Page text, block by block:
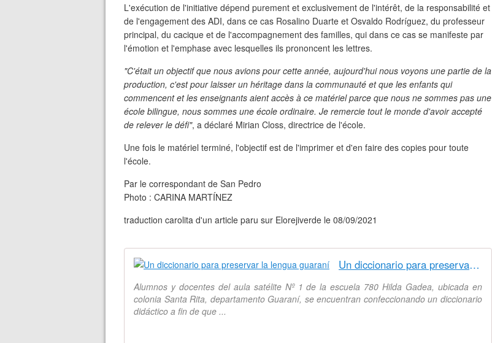
L'exécution de l'initiative dépend purement et exclusivement de l'intérêt, de la responsabilité et
de l'engagement des ADI, dans ce cas Rosalino Duarte et Osvaldo Rodríguez, du professeur
principal, du cacique et de l'accompagnement des familles, qui dans ce cas se manifeste par
l'émotion et l'emphase avec lesquelles ils prononcent les lettres.
"C'était un objectif que nous avions pour cette année, aujourd'hui nous voyons une partie de la
production, c'est pour laisser un héritage dans la communauté et que les enfants qui
commencent et les enseignants aient accès à ce matériel parce que nous ne sommes pas une
école bilingue, nous sommes une école ordinaire. Je remercie tout le monde d'avoir accepté
de relever le défi", a déclaré Mirian Closs, directrice de l'école.
Une fois le matériel terminé, l'objectif est de l'imprimer et d'en faire des copies pour toute
l'école.
Par le correspondant de San Pedro
Photo : CARINA MARTÍNEZ
traduction carolita d'un article paru sur Elorejiverde le 08/09/2021
Un diccionario para preservar la lengua guaraní
Alumnos y docentes del aula satélite Nº 1 de la escuela 780 Hilda Gadea, ubicada en
colonia Santa Rita, departamento Guaraní, se encuentran confeccionando un diccionario
didáctico a fin de que ...